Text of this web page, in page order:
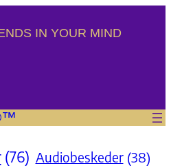
IN YOUR MIND
(76) Audiobeskeder (38)